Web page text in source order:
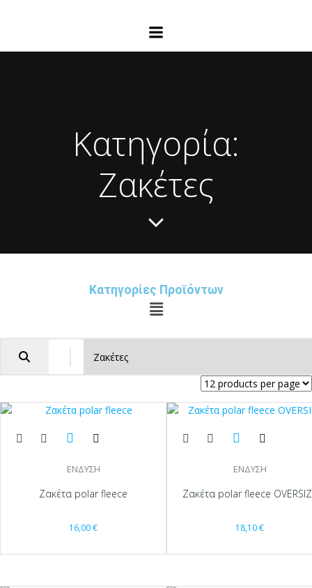
Κατηγορία:
Ζακέτες
Κατηγορίες Προϊόντων
ΕΝΔΥΣΗ
Ζακέτα polar fleece
16,00€
ΕΝΔΥΣΗ
Ζακέτα polar fleece
18,10€